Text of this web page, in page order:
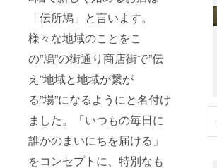
「伝所鳩」と言います。
様々な地域のことをこ
の”鳩”の街通り商店街で”伝
え”地域と地域が繋が
る”場”になるようにと名付け
ました。「いつもの毎日に
誰かのまいにちを届ける」
をコンセプトに、特別なも